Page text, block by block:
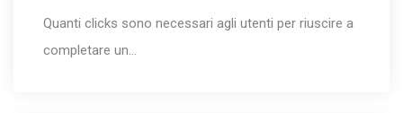
Quanti clicks sono necessari agli utenti per riuscire a
completare un…